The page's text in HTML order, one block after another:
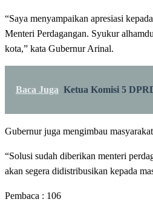
“Saya menyampaikan apresiasi kepada
Menteri Perdagangan. Syukur
kota,” kata Gubernur Arinal.
Baca Juga Ketua Komisi 5
Gubernur juga mengimbau
“Solusi sudah diberikan menteri
akan segera didistribusikan kepada
Pembaca : 106